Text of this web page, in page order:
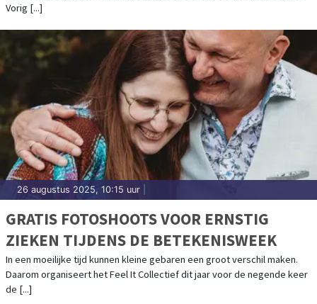
Vorig [...]
26 augustus 2025, 10:15 uur
GRATIS FOTOSHOOTS VOOR ERNSTIG
ZIEKEN TIJDENS DE BETEKENISWEEK
In een moeilijke tijd kunnen kleine gebaren een groot verschil maken.
Daarom organiseert het Feel It Collectief dit jaar voor de negende keer
de [...]